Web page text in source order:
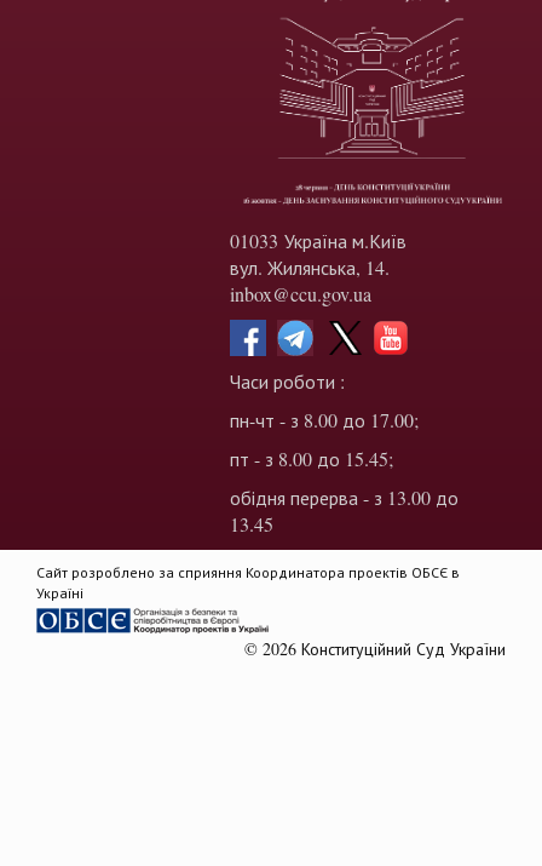
01033 Україна м.Київ
вул. Жилянська, 14.
inbox@ccu.gov.ua
Часи роботи :
пн-чт - з 8.00 до 17.00;
пт - з 8.00 до 15.45;
обідня перерва - з 13.00 до
13.45
Сайт розроблено за сприяння Координатора проектів ОБСЄ в
Україні
© 2026 Конституційний Суд України